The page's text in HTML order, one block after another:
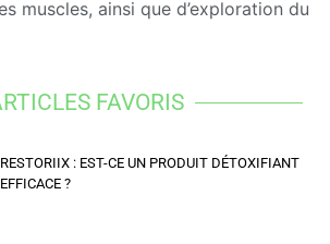
muscles, ainsi que d’exploration du
FAVORIS
RESTORIIX : EST-CE UN PRODUIT DÉTOXIFIANT
EFFICACE ?